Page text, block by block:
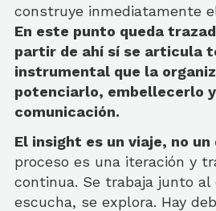
construye inmediatamente
En este punto queda
partir de ahí sí se articula
instrumental que la
potenciarlo, embellecerlo
comunicación.
El insight es un viaje, no un
proceso es una iteración y
continua. Se trabaja junto al
escucha, se explora. Hay